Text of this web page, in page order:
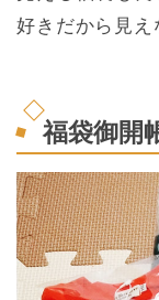
好きだから見え
福袋御開